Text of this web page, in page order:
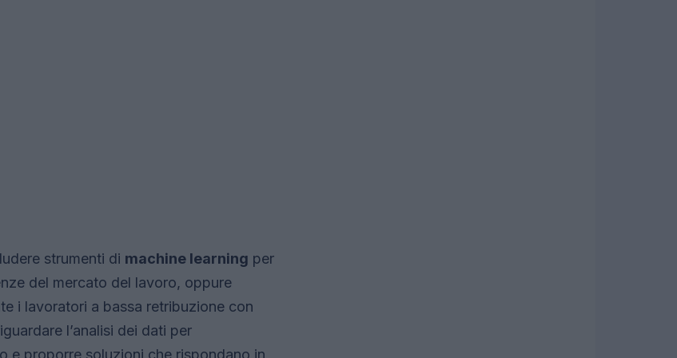
strumenti di machine learning per
del mercato del lavoro, oppure
i lavoratori a bassa retribuzione con
l’analisi dei dati per